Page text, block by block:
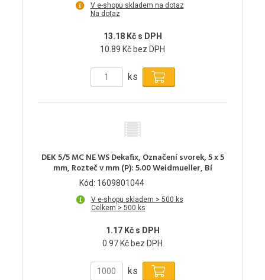
V e-shopu skladem na dotaz
Na dotaz
13.18 Kč s DPH
10.89 Kč bez DPH
ks
DEK 5/5 MC NE WS Dekafix, Označení svorek, 5 x 5
mm, Rozteč v mm (P): 5.00 Weidmueller, Bí
Kód: 1609801044
V e-shopu skladem > 500 ks
Celkem > 500 ks
1.17 Kč s DPH
0.97 Kč bez DPH
ks